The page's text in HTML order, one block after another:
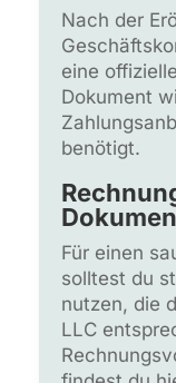
Nach der
eine
Dokument
benötigt.
Für einen
solltest du
nutzen, die
LLC